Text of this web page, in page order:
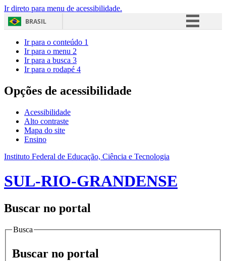
Ir direto para menu de acessibilidade.
BRASIL
Acesso à informação
Ir para o conteúdo 1
Ir para o menu 2
Ir para a busca 3
Ir para o rodapé 4
Opções de acessibilidade
Acessibilidade
Alto contraste
Mapa do site
Ensino
Instituto Federal de Educação, Ciência e Tecnologia
SUL-RIO-GRANDENSE
Buscar no portal
Busca
Buscar no portal